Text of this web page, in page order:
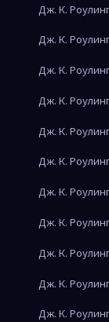
Дж. К.
Дж. К.
Дж. К.
Дж. К.
Дж. К.
Дж. К.
Дж. К.
Дж. К.
Дж. К.
Дж. К.
Дж. К.